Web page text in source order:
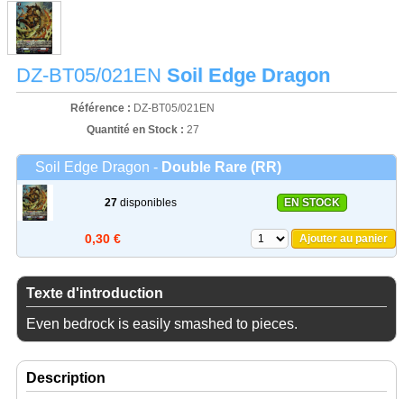
DZ-BT05/021EN Soil Edge Dragon
Référence : DZ-BT05/021EN
Quantité en Stock : 27
Soil Edge Dragon - Double Rare (RR)
27disponibles EN STOCK
0,30 € Ajouter au panier
Texte d'introduction
Even bedrock is easily smashed to pieces.
Description